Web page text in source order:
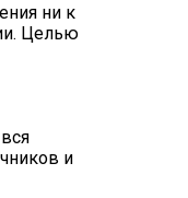
ни к
Целью
и